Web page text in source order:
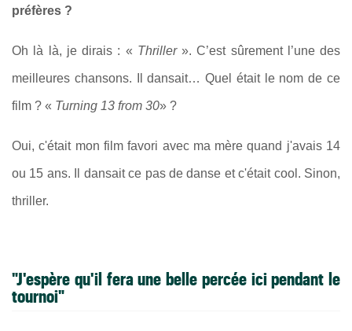
préfères ?
Oh là là, je dirais : « Thriller». C’est sûrement l’une des
meilleures chansons. Il dansait… Quel était le nom de ce
film ? « Turning 13 from 30» ?
Oui, c'était mon film favori avec ma mère quand j'avais 14
ou 15 ans. Il dansait ce pas de danse et c'était cool. Sinon,
thriller.
"J'espère qu'il fera une belle percée ici pendant le
tournoi"